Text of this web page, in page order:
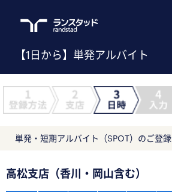
【1日から】単発アルバイト
単発・短期アルバイト（SPOT）のご登録
高松支店（香川・岡山含む）